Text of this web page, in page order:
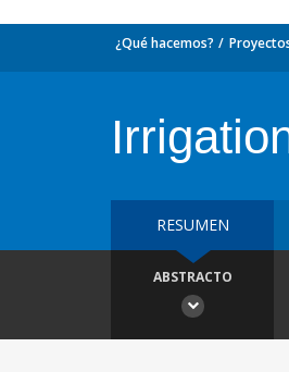
¿Qué hacemos?
RESUMEN
ABSTRACTO